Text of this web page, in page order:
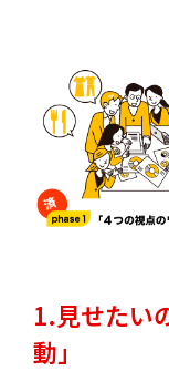
1.見せたい
動」